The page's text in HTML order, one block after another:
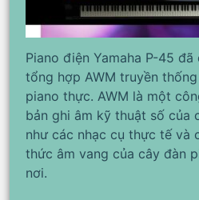
Piano điện Yamaha P-45
tổng hợp AWM truyền
piano thực. AWM là một
bản ghi âm kỹ thuật số của
như các nhạc cụ thực tế và
thức âm vang của cây đàn
nơi.